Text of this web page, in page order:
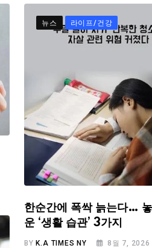
뉴스 라이프/건강
한순간에 폭싹 늙는다…
운 ‘생활 습관’ 3가지
BY K.A TIMES NY 8월 7, 2026